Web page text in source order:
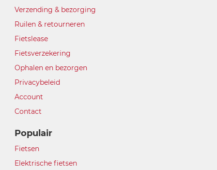
Verzending & bezorging
Ruilen & retourneren
Fietslease
Fietsverzekering
Ophalen en bezorgen
Privacybeleid
Account
Contact
Populair
Fietsen
Elektrische fietsen